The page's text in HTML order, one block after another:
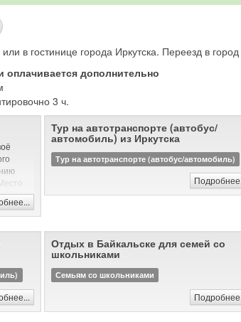
в гостинице города Иркутска. Переезд в
оплачивается дополнительно
3 ч.
Иркут
и
Тур на автотранспорте (автобус/
автомобиль) из Иркутска
Тур на автотранспорте (автобус/автомобиль)
Отдых в Байкальске для семей со
школьниками
Семьям со школьниками